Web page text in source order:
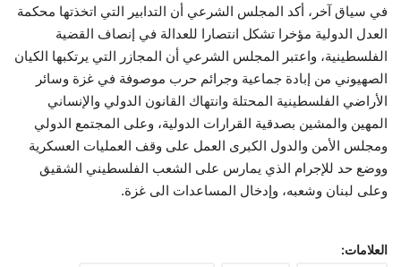
في سياق آخر، أكد المجلس الشرعي أن التدابير التي اتخذتها محكمة
العدل الدولية مؤخرا تشكل انتصارا للعدالة في إنصاف القضية
الفلسطينية، واعتبر المجلس الشرعي أن المجازر التي يرتكبها الكيان
الصهيوني من إبادة جماعية وجرائم حرب موصوفة في غزة وسائر
الأراضي الفلسطينية المحتلة وانتهاك القانون الدولي والإنساني
المهين والمشين بصدقية القرارات الدولية، وعلى المجتمع الدولي
ومجلس الأمن والدول الكبرى العمل على وقف العمليات العسكرية
ووضع حد للإجرام الذي يمارس على الشعب الفلسطيني الشقيق
وعلى لبنان وشعبه، وإدخال المساعدات الى غزة.
العلامات: